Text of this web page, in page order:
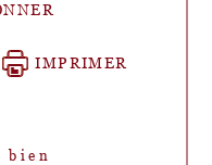
IMPRIMER
bien